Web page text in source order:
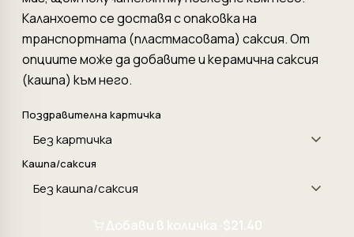
Каланхоето се доставя с опаковка на
транспортната (пластмасовата) саксия. От
опциите може да добавите и керамична саксия
(кашпа) към него.
Поздравителна картичка
Кашпа/саксия
Добави в количка · $21.40